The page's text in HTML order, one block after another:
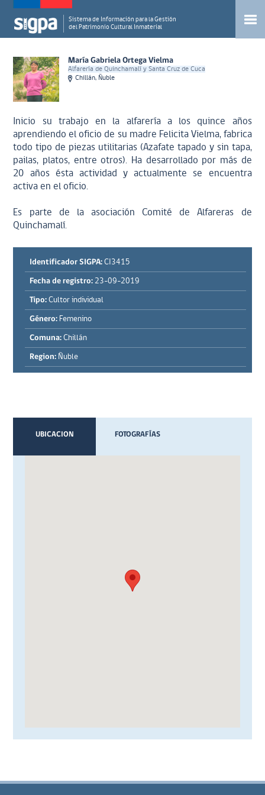
Sistema de Información para la Gestión
del Patrimonio Cultural Inmaterial
María Gabriela Ortega Vielma
Alfarería de Quinchamalí y Santa Cruz de Cuca
Chillán, Ñuble
Inicio su trabajo en la alfarería a los quince años
aprendiendo el oficio de su madre Felicita Vielma, fabrica
todo tipo de piezas utilitarias (Azafate tapado y sin tapa,
pailas, platos, entre otros). Ha desarrollado por más de
20 años ésta actividad y actualmente se encuentra
activa en el oficio.
Es parte de la asociación Comité de Alfareras de
Quinchamalí.
Identificador SIGPA: CI3415
Fecha de registro: 23-09-2019
Tipo: Cultor individual
Género: Femenino
Comuna: Chillán
Region: Ñuble
UBICACION FOTOGRAFÍAS